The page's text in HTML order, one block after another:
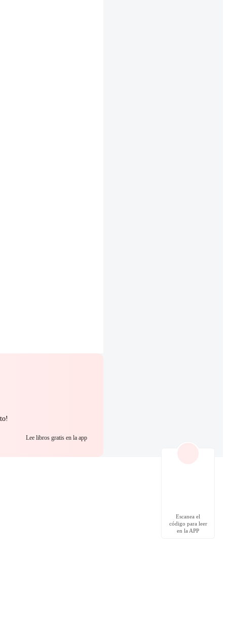
Lee libros gratis en la app
Escanea el
código para leer
en la APP